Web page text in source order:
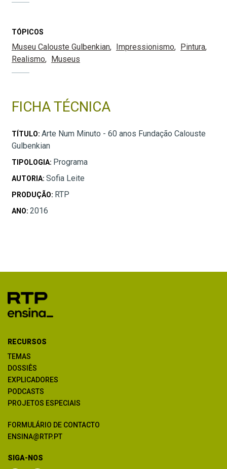
TÓPICOS
Museu Calouste Gulbenkian Impressionismo
Pintura
Realismo
Museus
FICHA TÉCNICA
TÍTULO: Arte Num Minuto - 60 anos Fundação Calouste
Gulbenkian
TIPOLOGIA: Programa
AUTORIA: Sofia Leite
PRODUÇÃO: RTP
ANO: 2016
RECURSOS
TEMAS
DOSSIÊS
EXPLICADORES
PODCASTS
PROJETOS ESPECIAIS
FORMULÁRIO DE CONTACTO
ENSINA@RTP.PT
SIGA-NOS